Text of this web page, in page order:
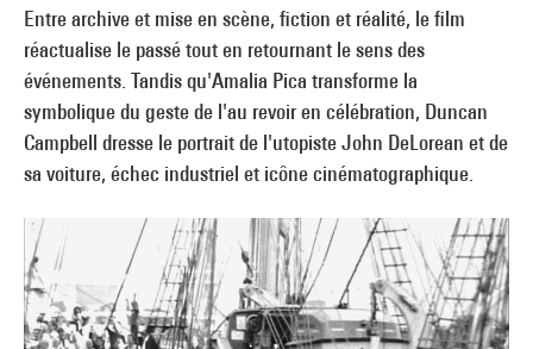
Entre archive et mise en scène, fiction et réalité, le film
réactualise le passé tout en retournant le sens des
événements. Tandis qu'Amalia Pica transforme la
symbolique du geste de l'au revoir en célébration, Duncan
Campbell dresse le portrait de l'utopiste John DeLorean et de
sa voiture, échec industriel et icône cinématographique.